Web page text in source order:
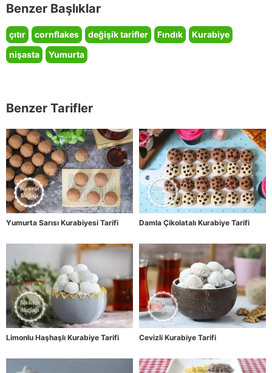
Benzer Başlıklar
çıtır cornflakes değişik tarifler Fındık
Kurabiye
nişasta
Yumurta
Benzer Tarifler
Yumurta Sarısı Kurabiyesi Tarifi Damla Çikolatalı Kurabiye Tarifi
Limonlu Haşhaşlı Kurabiye Tarifi Cevizli Kurabiye Tarifi